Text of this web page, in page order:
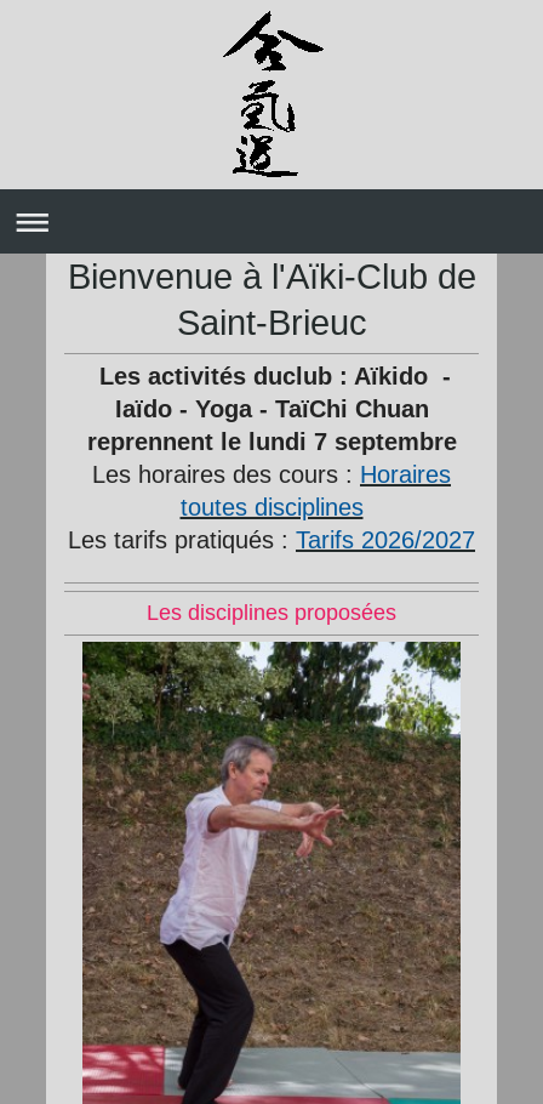
Bienvenue à l'Aïki-Club de
Saint-Brieuc
Les activités duclub : Aïkido -
Iaïdo - Yoga - TaïChi Chuan
reprennent le lundi 7 septembre
Les horaires des cours : Horaires
toutes disciplines
Les tarifs pratiqués : Tarifs 2026/2027
Les disciplines proposées